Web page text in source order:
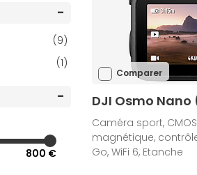
(9)
(1)
800 €
Comparer
DJI Osmo Nano
Caméra sport,
magnétique,
Go, WiFi 6, Etanche